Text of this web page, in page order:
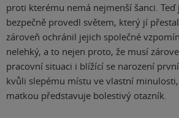
proti kterému nemá nejmenší šanci. Teď
bezpečně provedl světem, který jí
zároveň ochránil jejich společné
nelehký, a to nejen proto, že musí
pracovní situaci i blížící se narození
kvůli slepému místu ve vlastní
matkou představuje bolestivý otazník.